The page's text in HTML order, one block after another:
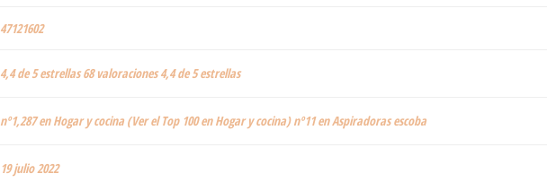
47121602
4,4 de 5 estrellas 68 valoraciones 4,4 de 5 estrellas
nº1,287 en Hogar y cocina (Ver el Top 100 en Hogar y cocina) nº11 en Aspiradoras escoba
19 julio 2022